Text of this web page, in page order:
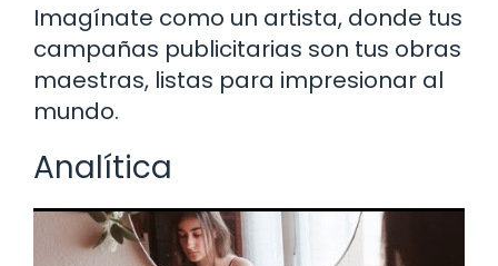
Imagínate como un artista, donde tus
campañas publicitarias son tus obras
maestras, listas para impresionar al
mundo.
Analítica